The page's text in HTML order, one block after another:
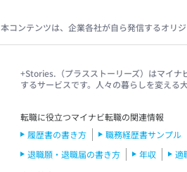
本コンテンツは、企業各社が自ら発信するオリ
+Stories.（プラスストーリーズ）はマイナ
するサービスです。人々の暮らしを変える
転職に役立つマイナビ転職の関連情報
履歴書の書き方
職務経歴書サンプル
退職願・退職届の書き方
年収 適